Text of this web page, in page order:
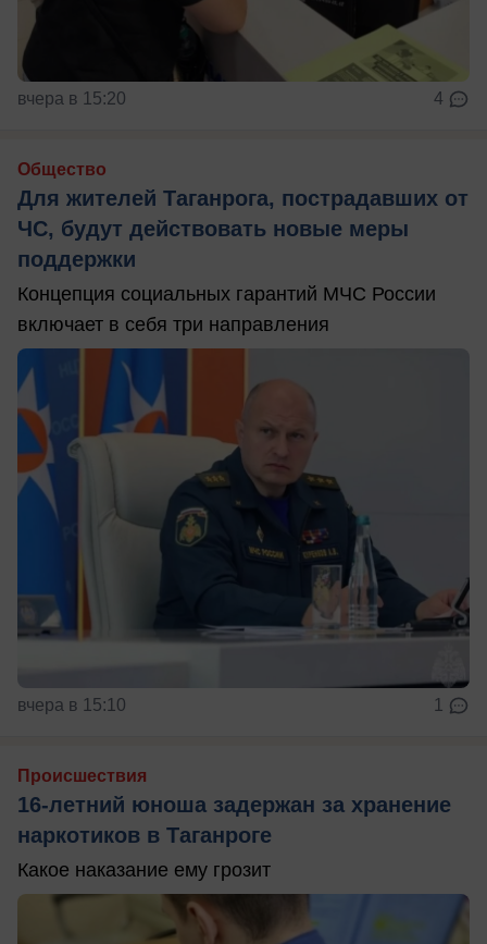
вчера в 15:20 4
Общество
Для жителей Таганрога, пострадавших от
ЧС, будут действовать новые меры
поддержки
Концепция социальных гарантий МЧС России
включает в себя три направления
вчера в 15:10 1
Происшествия
16-летний юноша задержан за хранение
наркотиков в Таганроге
Какое наказание ему грозит